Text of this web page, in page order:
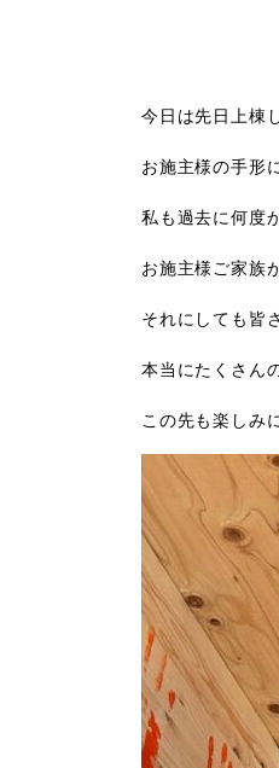
今日は先日上棟
お施主様の手形
私も過去に何度
お施主様ご家族
それにしても皆
本当にたくさん
この先も楽しみ